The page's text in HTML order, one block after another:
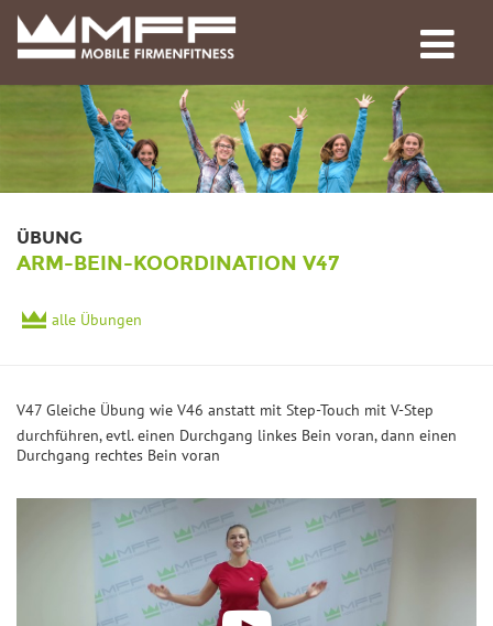
ÜBUNG
ARM-BEIN-KOORDINATION V47
alle Übungen
V47 Gleiche Übung wie V46 anstatt mit Step-Touch mit V-Step
durchführen, evtl. einen Durchgang linkes Bein voran, dann einen
Durchgang rechtes Bein voran